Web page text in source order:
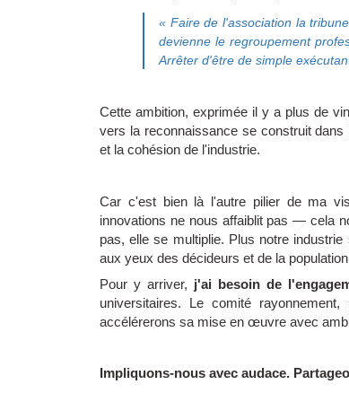
« Faire de l'association la
devienne le regroupement
Arrêter d'être de simple
Cette ambition, exprimée il y a plus de
vers la reconnaissance se construit
et la cohésion de l'industrie.
Car c'est bien là l'autre pilier de ma
innovations ne nous affaiblit pas — cela
pas, elle se multiplie. Plus notre
aux yeux des décideurs et de la
Pour y arriver, j'ai besoin de
universitaires. Le comité
accélérerons sa mise en œuvre avec
Impliquons-nous avec audace.